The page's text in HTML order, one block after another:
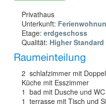
Privathaus
Unterkunft:
Etage: erdgeschoss
Qualität: Higher Standard
Raumeinteilung
2 schlafzimmer mit
Küche mit Esszimmer
1 bad mit Dusche und WC
1 terrasse mit Tisch und